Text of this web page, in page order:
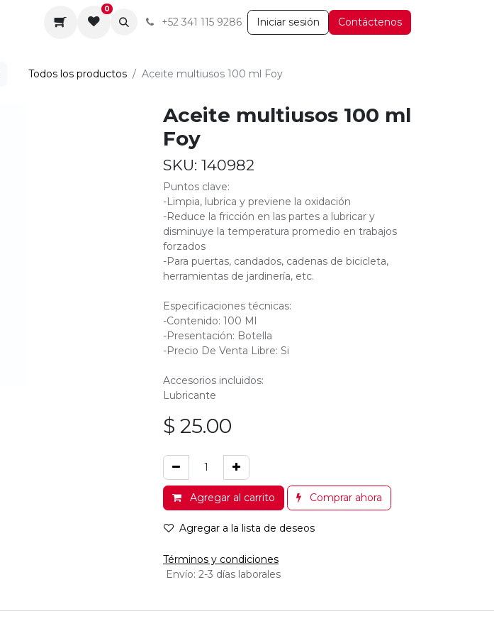
Servicios
0
+52 341 115 9286 Iniciar sesión Contáctenos
Todos los productos Aceite multiusos 100 ml Foy
Aceite multiusos 100 ml
Foy
SKU: 140982
Puntos clave:
-Limpia, lubrica y previene la oxidación
-Reduce la fricción en las partes a lubricar y
disminuye la temperatura promedio en trabajos
forzados
-Para puertas, candados, cadenas de bicicleta,
herramientas de jardinería, etc.
Especificaciones técnicas:
-Contenido: 100 Ml
-Presentación: Botella
-Precio De Venta Libre: Si
Accesorios incluidos:
Lubricante
$ 25.00
Agregar al carrito Comprar ahora
Agregar a la lista de deseos
Términos y condiciones
Envío: 2-3 días laborales